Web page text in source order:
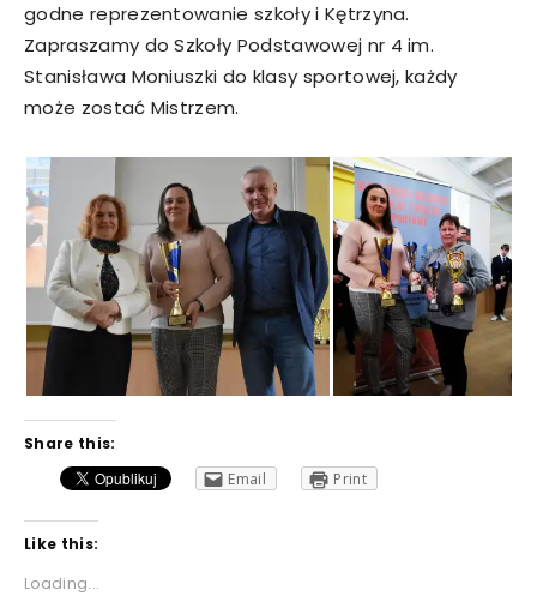
godne reprezentowanie szkoły i Kętrzyna.
Zapraszamy do Szkoły Podstawowej nr 4 im.
Stanisława Moniuszki do klasy sportowej, każdy
może zostać Mistrzem.
Share this:
Email
Print
Like this:
Loading...